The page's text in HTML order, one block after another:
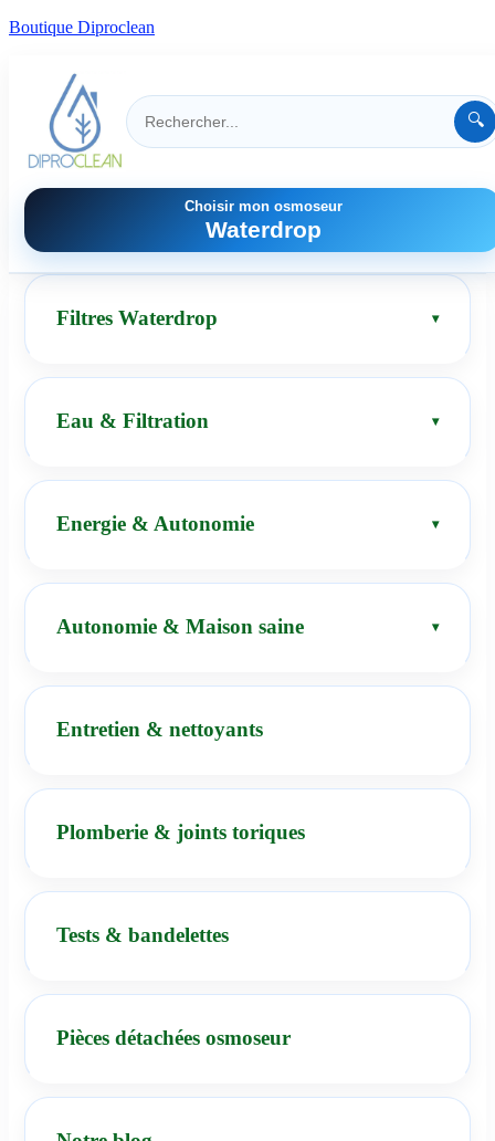
Boutique Diproclean
🔍
Choisir mon osmoseur
Waterdrop
Filtres Waterdrop
Eau & Filtration
Energie & Autonomie
Autonomie & Maison saine
Entretien & nettoyants
Plomberie & joints toriques
Tests & bandelettes
Pièces détachées osmoseur